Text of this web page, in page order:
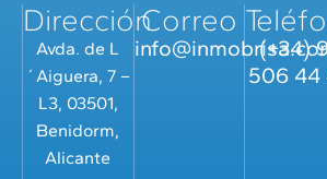
Dirección
Avda. de L
´Aiguera, 7 –
L3, 03501,
Benidorm,
Alicante
Correo
(+34)
506 44